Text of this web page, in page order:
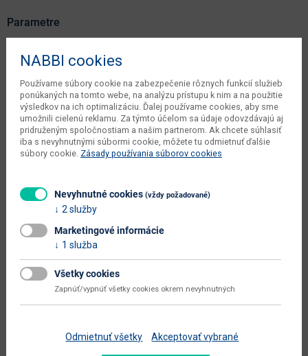
Parametre
Výška 93 cm
čistá váha výrobcu 84 kg
počet balíkov výrobcu 4 ks
typové označenie Liza 140
šírka plochy na spanie (cm) 140
hĺbka plochy na spanie (cm)
v demonte
NABBI cookies
Používame súbory cookie na zabezpečenie rôznych funkcií služieb
ponúkaných na tomto webe, na analýzu prístupu k nim a na použitie
výsledkov na ich optimalizáciu. Ďalej používame cookies, aby sme
umožnili cielenú reklamu. Za týmto účelom sa údaje odovzdávajú aj
pridruženým spoločnostiam a našim partnerom. Ak chcete súhlasiť
iba s nevyhnutnými súbormi cookie, môžete tu odmietnuť ďalšie
súbory cookie. Zásady používania súborov cookies
Nevyhnutné cookies (vždy požadované)
2 služby
Marketingové informácie
1 služba
Všetky cookies
Zapnúť/vypnúť všetky cookies okrem nevyhnutných
Odmietnuť všetky Akceptovať vybrané